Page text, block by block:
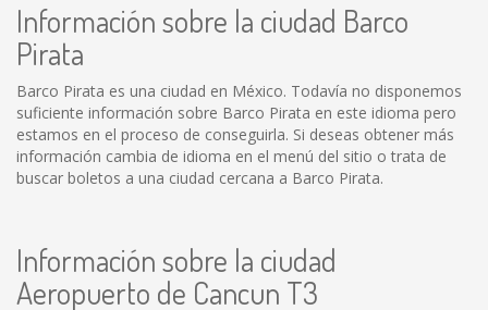
Información sobre la ciudad Barco
Pirata
Barco Pirata es una ciudad en México. Todavía no disponemos
suficiente información sobre Barco Pirata en este idioma pero
estamos en el proceso de conseguirla. Si deseas obtener más
información cambia de idioma en el menú del sitio o trata de
buscar boletos a una ciudad cercana a Barco Pirata.
Información sobre la ciudad
Aeropuerto de Cancun T3